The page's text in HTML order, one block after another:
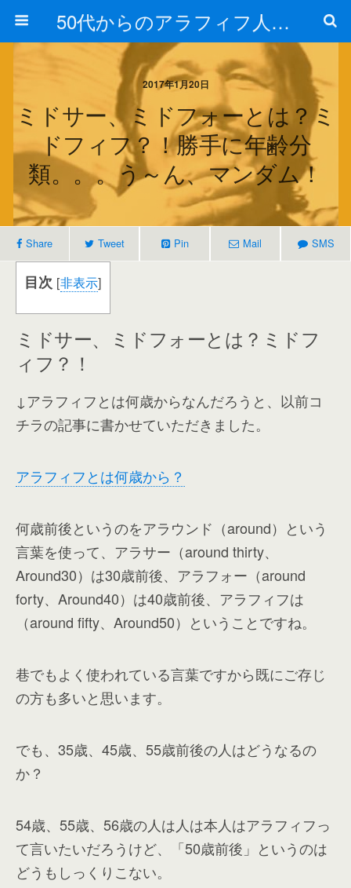
50代からのアラフィフ人生の楽しみ方
2017年1月20日
ミドサー、ミドフォーとは？ミ
ドフィフ？！勝手に年齢分
類。。。う～ん、マンダム！
Share Tweet Pin Mail SMS
目次 [非表示]
ミドサー、ミドフォーとは？ミドフ
ィフ？！
↓アラフィフとは何歳からなんだろうと、以前コ
チラの記事に書かせていただきました。
アラフィフとは何歳から？
何歳前後というのをアラウンド（around）という
言葉を使って、アラサー（around thirty、
Around30）は30歳前後、アラフォー（around
forty、Around40）は40歳前後、アラフィフは
（around fifty、Around50）ということですね。
巷でもよく使われている言葉ですから既にご存じ
の方も多いと思います。
でも、35歳、45歳、55歳前後の人はどうなるの
か？
54歳、55歳、56歳の人は人は本人はアラフィフっ
て言いたいだろうけど、「50歳前後」というのは
どうもしっくりこない。